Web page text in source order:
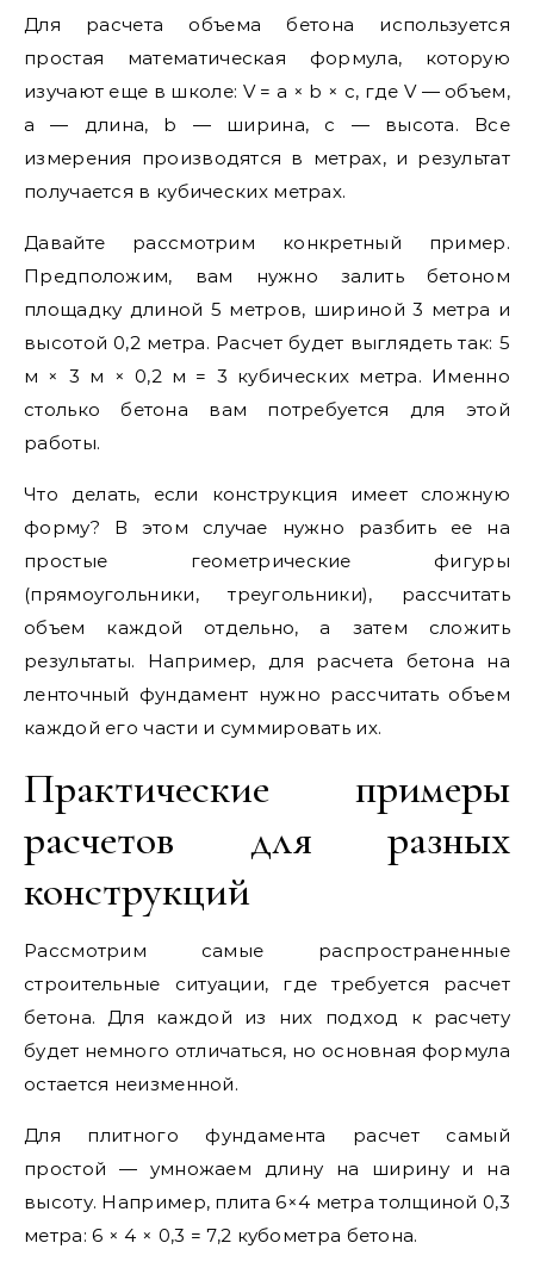
Для расчета объема бетона используется
простая математическая формула, которую
изучают еще в школе: V = a × b × c, где V — объем,
a — длина, b — ширина, c — высота. Все
измерения производятся в метрах, и результат
получается в кубических метрах.
Давайте рассмотрим конкретный пример.
Предположим, вам нужно залить бетоном
площадку длиной 5 метров, шириной 3 метра и
высотой 0,2 метра. Расчет будет выглядеть так: 5
м × 3 м × 0,2 м = 3 кубических метра. Именно
столько бетона вам потребуется для этой
работы.
Что делать, если конструкция имеет сложную
форму? В этом случае нужно разбить ее на
простые геометрические фигуры
(прямоугольники, треугольники), рассчитать
объем каждой отдельно, а затем сложить
результаты. Например, для расчета бетона на
ленточный фундамент нужно рассчитать объем
каждой его части и суммировать их.
Практические примеры
расчетов для разных
конструкций
Рассмотрим самые распространенные
строительные ситуации, где требуется расчет
бетона. Для каждой из них подход к расчету
будет немного отличаться, но основная формула
остается неизменной.
Для плитного фундамента расчет самый
простой — умножаем длину на ширину и на
высоту. Например, плита 6×4 метра толщиной 0,3
метра: 6 × 4 × 0,3 = 7,2 кубометра бетона.